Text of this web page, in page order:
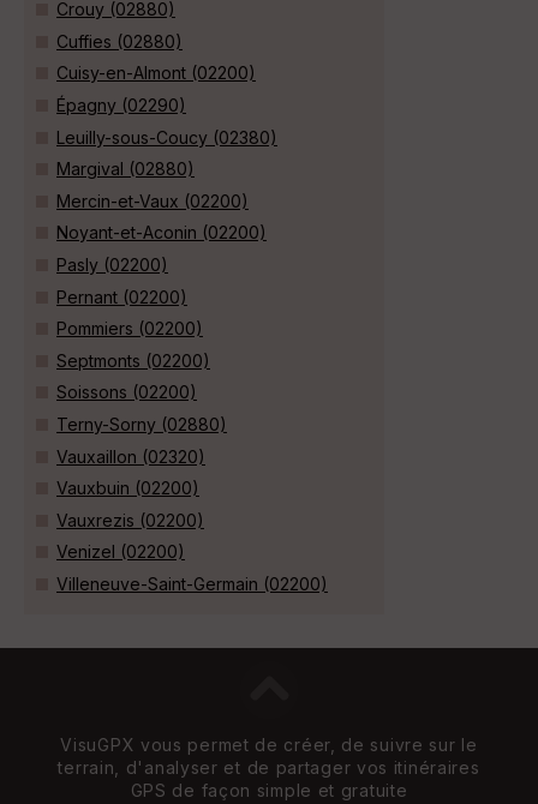
Crouy (02880)
Cuffies (02880)
Cuisy-en-Almont (02200)
Épagny (02290)
Leuilly-sous-Coucy (02380)
Margival (02880)
Mercin-et-Vaux (02200)
Noyant-et-Aconin (02200)
Pasly (02200)
Pernant (02200)
Pommiers (02200)
Septmonts (02200)
Soissons (02200)
Terny-Sorny (02880)
Vauxaillon (02320)
Vauxbuin (02200)
Vauxrezis (02200)
Venizel (02200)
Villeneuve-Saint-Germain (02200)
VisuGPX vous permet de créer, de suivre sur le
terrain, d'analyser et de partager vos itinéraires
GPS de façon simple et gratuite